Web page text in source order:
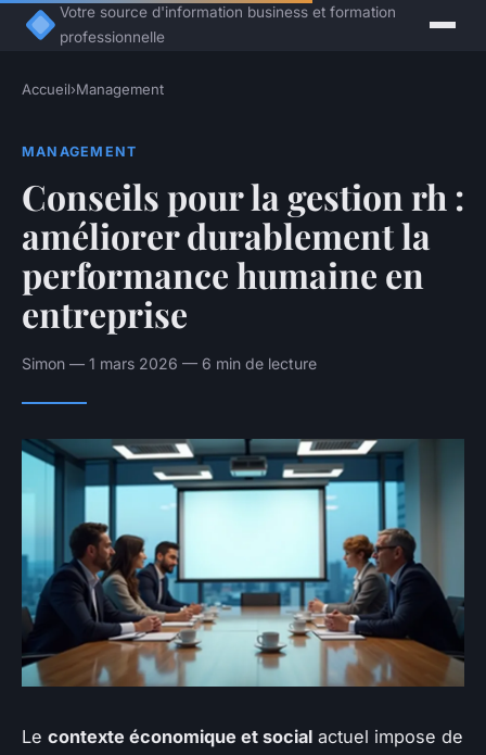
Votre source d'information business et formation
professionnelle
Accueil›Management
MANAGEMENT
Conseils pour la gestion rh :
améliorer durablement la
performance humaine en
entreprise
Simon — 1 mars 2026 — 6 min de lecture
Le contexte économique et social actuel impose de